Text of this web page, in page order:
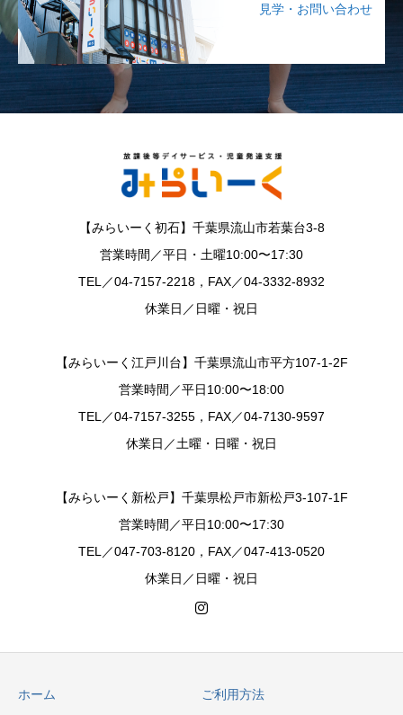
見学・お問い合わせ
【みらいーく初石】千葉県流山市若葉台3-8
営業時間／平日・土曜10:00〜17:30
TEL／04-7157-2218，FAX／04-3332-8932
休業日／日曜・祝日
【みらいーく江戸川台】千葉県流山市平方107-1-2F
営業時間／平日10:00〜18:00
TEL／04-7157-3255，FAX／04-7130-9597
休業日／土曜・日曜・祝日
【みらいーく新松戸】千葉県松戸市新松戸3-107-1F
営業時間／平日10:00〜17:30
TEL／047-703-8120，FAX／047-413-0520
休業日／日曜・祝日
ホーム ご利用方法